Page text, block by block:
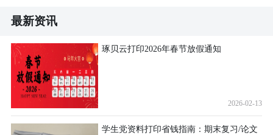
最新资讯
琢贝云打印2026年春节放假通知
2026-02-13
学生党资料打印省钱指南：期末复习/论文